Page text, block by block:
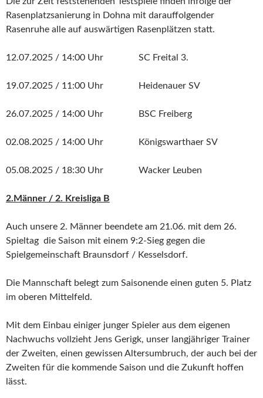
Rasenplatzsanierung in Dohna mit darauffolgender
Rasenruhe alle auf auswärtigen Rasenplätzen statt.
12.07.2025 / 14:00 Uhr SC Freital 3.
19.07.2025 / 11:00 Uhr Heidenauer SV
26.07.2025 / 14:00 Uhr BSC Freiberg
02.08.2025 / 14:00 Uhr Königswarthaer SV
05.08.2025 / 18:30 Uhr Wacker Leuben
2.Männer / 2. Kreisliga B
Auch unsere 2. Männer beendete am 21.06. mit dem 26.
Spieltag die Saison mit einem 9:2-Sieg gegen die
Spielgemeinschaft Braunsdorf / Kesselsdorf.
Die Mannschaft belegt zum Saisonende einen guten 5. Platz
im oberen Mittelfeld.
Mit dem Einbau einiger junger Spieler aus dem eigenen
Nachwuchs vollzieht Jens Gerigk, unser langjähriger Trainer
der Zweiten, einen gewissen Altersumbruch, der auch bei der
Zweiten für die kommende Saison und die Zukunft hoffen
lässt.